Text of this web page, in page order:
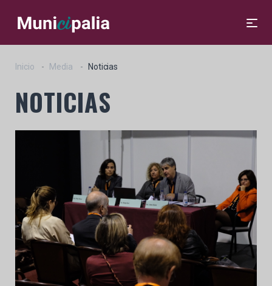
Inicio Media Noticias
NOTICIAS